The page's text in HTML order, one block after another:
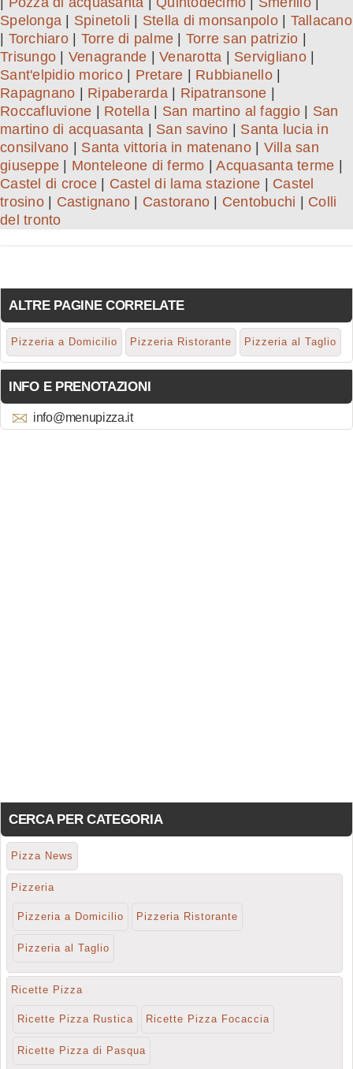
Spelonga
Spinetoli Stella di monsanpolo| Tallacano
Torchiaro| Torre di palme Torre san patrizio
Trisungo
Venagrande Venarotta Servigliano|
Sant'elpidio morico| Pretare Rubbianello|
Rapagnano
Ripaberarda| Ripatransone
Roccafluvione
Rotella| San martino al faggio| San
martino di acquasanta
San savino
Santa lucia in
consilvano
Santa vittoria in matenano| Villa san
giuseppe
Monteleone di fermo |Acquasanta terme
Castel di croce| Castel di lama stazione
Castel
trosino| Castignano Castorano Centobuchi
Colli
del tronto
ALTRE PAGINE CORRELATE
Pizzeria a Domicilio Pizzeria Ristorante Pizzeria al Taglio
INFO E PRENOTAZIONI
info@menupizza.it
CERCA PER CATEGORIA
Pizza News
Pizzeria
Pizzeria a Domicilio Pizzeria Ristorante
Pizzeria al Taglio
Ricette Pizza
Ricette Pizza Rustica Ricette Pizza Focaccia
Ricette Pizza di Pasqua